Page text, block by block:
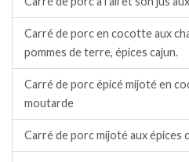
Carré de porc en cocotte aux
pommes de terre, épices cajun.
Carré de porc épicé mijoté en
moutarde
Carré de porc mijoté aux épices